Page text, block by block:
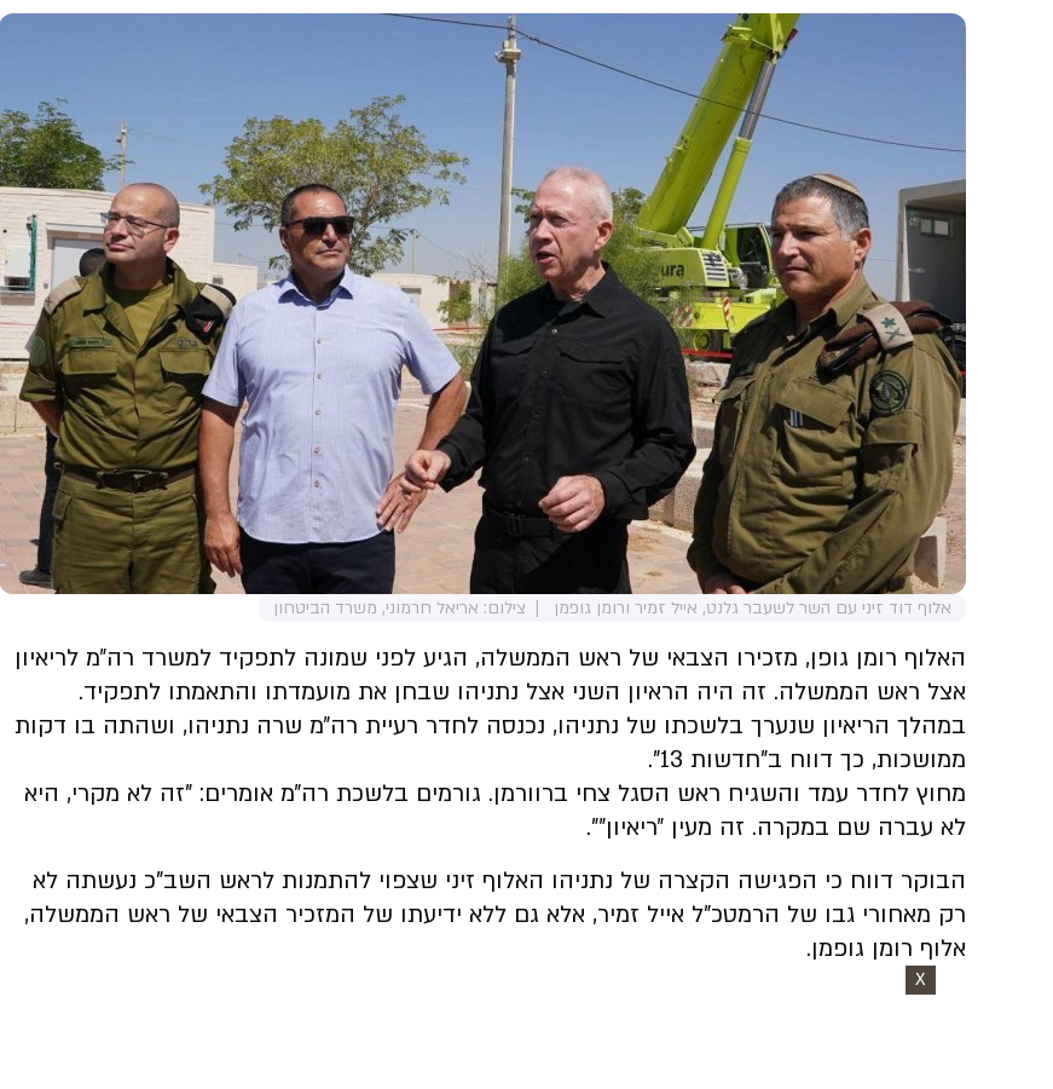
אלוף דוד זיני עם השר לשעבר גלנט, אייל זמיר ורומן גופמן צילום: אריאל חרמוני, משרד הביטחון
האלוף רומן גופן, מזכירו הצבאי של ראש הממשלה, הגיע לפני שמונה לתפקיד למשרד רה״מ לריאיון
אצל ראש הממשלה. זה היה הראיון השני אצל נתניהו שבחן את מועמדתו והתאמתו לתפקיד.
במהלך הריאיון שנערך בלשכתו של נתניהו, נכנסה לחדר רעיית רה״מ שרה נתניהו, ושהתה בו דקות
ממושכות, כך דווח ב"חדשות 13".
מחוץ לחדר עמד והשגיח ראש הסגל צחי ברוורמן. גורמים בלשכת רה״מ אומרים: "זה לא מקרי, היא
לא עברה שם במקרה. זה מעין ״ריאיון״".
הבוקר דווח כי הפגישה הקצרה של נתניהו האלוף זיני שצפוי להתמנות לראש השב"כ נעשתה לא
רק מאחורי גבו של הרמטכ"ל אייל זמיר, אלא גם ללא ידיעתו של המזכיר הצבאי של ראש הממשלה,
אלוף רומן גופמן.
X